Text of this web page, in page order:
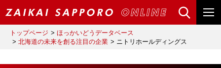
トップページ
ほっかいどうデータベース
北海道の未来を創る注目の企業
ニトリホールディングス